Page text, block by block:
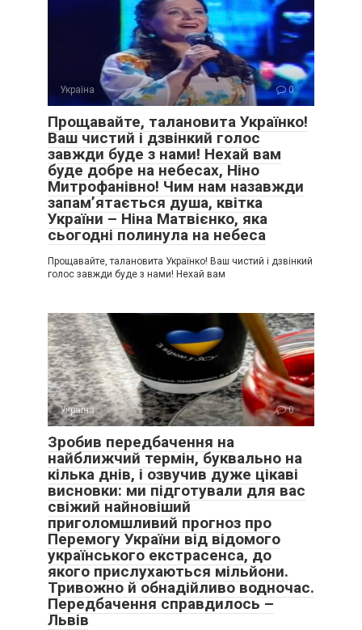
Україна 0
Прощавайте, талановита Українко!
Ваш чистий і дзвінкий голос
завжди буде з нами! Нехай вам
буде добре на небесах, Ніно
Митрофанівно! Чим нам назавжди
запам’ятається душа, квітка
України – Ніна Матвієнко, яка
сьогодні полинула на небеса
Прощавайте, талановита Українко! Ваш чистий і дзвінкий
голос завжди буде з нами! Нехай вам
Україна 0
Зробив передбачення на
найближчий термін, буквально на
кілька днів, і озвучив дуже цікаві
висновки: ми підготували для вас
свіжий найновіший
приголомшливий прогноз про
Перемогу України від відомого
українського екстрасенса, до
якого прислухаються мільйони.
Тривожно й обнадійливо водночас.
Передбачення справдилось –
Львів